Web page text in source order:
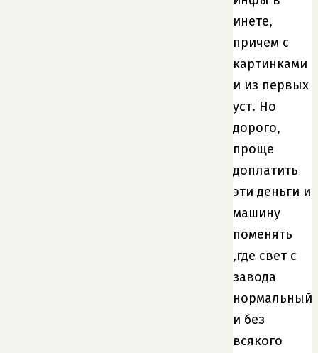
инете,
причем с
картинками
и из первых
уст. Но
дорого,
проще
доплатить
эти деньги и
машину
поменять
,где свет с
завода
нормальный
и без
всякого